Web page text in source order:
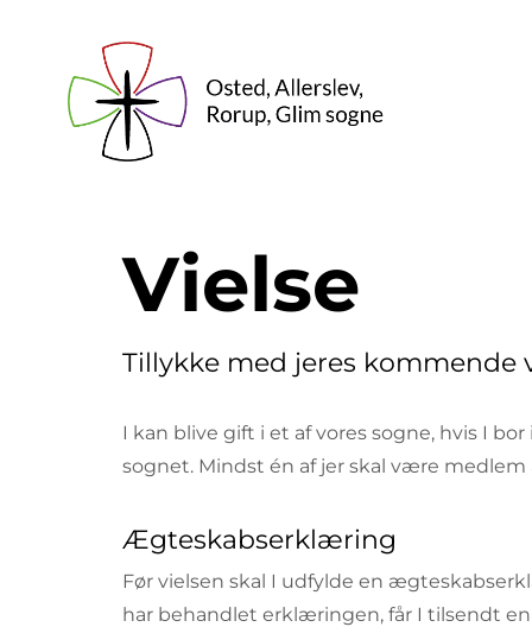
Vielse
Tillykke med jeres kommende
I kan blive gift i et af vores sogne, hvis I
sognet. Mindst én af jer skal være medlem
Ægteskabserklæring
Før vielsen skal I udfylde en
har behandlet erklæringen, får I tilsendt